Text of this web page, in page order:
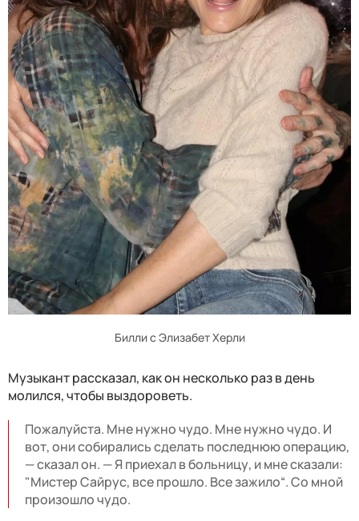
Билли с Элизабет Херли
Музыкант рассказал, как он несколько раз в день
молился, чтобы выздороветь.
Пожалуйста. Мне нужно чудо. Мне нужно чудо. И
вот, они собирались сделать последнюю операцию,
— сказал он. — Я приехал в больницу, и мне сказали:
"Мистер Сайрус, все прошло. Все зажило“. Со мной
произошло чудо.